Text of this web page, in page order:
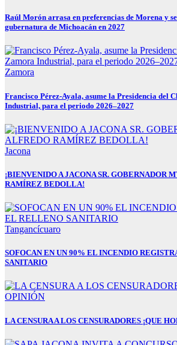
Raúl Morón arrasa en preferencias de Morena y
gubernatura de Michoacán en 2027
Zamora
Francisco Pérez-Ayala, asume la Presidencia del
Industrial, para el periodo 2026–2027
Jacona
¡BIENVENIDO A JACONA SR. GOBERNADOR
RAMÍREZ BEDOLLA!
Tangancícuaro
SOFOCAN EN UN 90% EL INCENDIO
SANITARIO
OPINIÓN
LA CENSURA A LOS CENSURADORES ¡QUE